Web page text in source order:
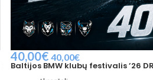
40,00€ 40,00€
Baltijos BMW klubų festivalis ’26